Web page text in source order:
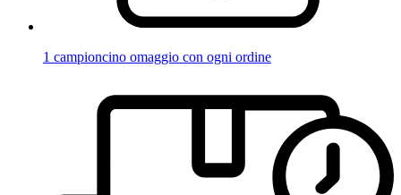
1 campioncino omaggio con ogni ordine